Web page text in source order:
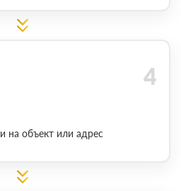
на объект или адрес